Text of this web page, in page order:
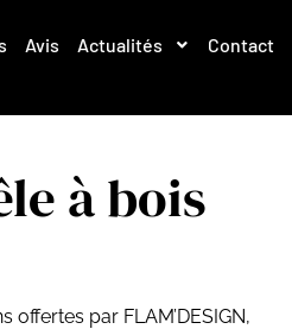
Avis Actualités Contact
à bois
par FLAM’DESIGN,